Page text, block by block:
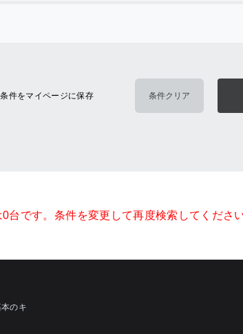
件をマイページに保存
台です。条件を変更して再度検索してください
のキ